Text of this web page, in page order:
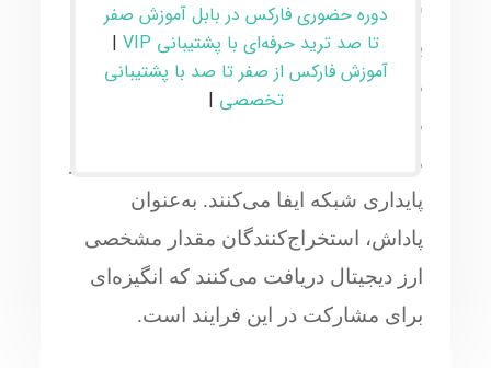
شده و در بلاک‌ها ثبت می‌شوند. این فرایند
با استفاده از توان محاسباتی برای حل
مسائل پیچیده ریاضی انجام می‌شود.
ماینرها یا استخراج‌کنندگان با ارائه توان
محاسباتی، نقش مهمی در تضمین امنیت و
پایداری شبکه ایفا می‌کنند. به‌عنوان
پاداش، استخراج‌کنندگان مقدار مشخصی
ارز دیجیتال دریافت می‌کنند که انگیزه‌ای
برای مشارکت در این فرایند است.
دوره حضوری فارکس در بابل آموزش صفر
تا صد ترید حرفه‌ای با پشتیبانی VIP
|
آموزش فارکس از صفر تا صد با پشتیبانی
تخصصی |